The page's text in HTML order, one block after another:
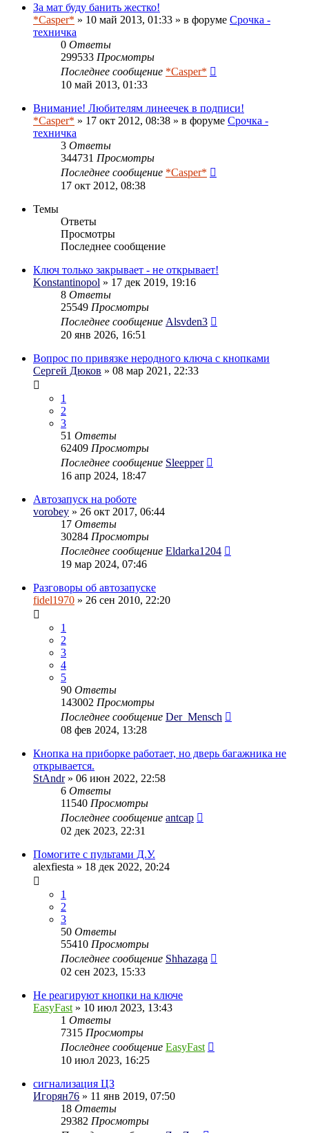
За мат буду банить жестко!
*Casper* » 10 май 2013, 01:33 » в форуме Срочка -
техничка
0 Ответы
299533 Просмотры
Последнее сообщение *Casper*
10 май 2013, 01:33
Внимание! Любителям линеечек в подписи!
*Casper* » 17 окт 2012, 08:38 » в форуме Срочка -
техничка
3 Ответы
344731 Просмотры
Последнее сообщение *Casper*
17 окт 2012, 08:38
Темы
Ответы
Просмотры
Последнее сообщение
Ключ только закрывает - не открывает!
Konstantinopol » 17 дек 2019, 19:16
8 Ответы
25549 Просмотры
Последнее сообщение Alsvden3
20 янв 2026, 16:51
Вопрос по привязке неродного ключа с кнопками
Сергей Дюков » 08 мар 2021, 22:33
1
2
3
51 Ответы
62409 Просмотры
Последнее сообщение Sleepper
16 апр 2024, 18:47
Автозапуск на роботе
vorobey » 26 окт 2017, 06:44
17 Ответы
30284 Просмотры
Последнее сообщение Eldarka1204
19 мар 2024, 07:46
Разговоры об автозапуске
fidel1970 » 26 сен 2010, 22:20
1
2
3
4
5
90 Ответы
143002 Просмотры
Последнее сообщение Der_Mensch
08 фев 2024, 13:28
Кнопка на приборке работает, но дверь багажника не
открывается.
StAndr» 06 июн 2022, 22:58
6 Ответы
11540 Просмотры
Последнее сообщение antcap
02 дек 2023, 22:31
Помогите с пультами Д.У.
alexfiesta » 18 дек 2022, 20:24
1
2
3
50 Ответы
55410 Просмотры
Последнее сообщение Shhazaga
02 сен 2023, 15:33
Не реагируют кнопки на ключе
EasyFast » 10 июл 2023, 13:43
1 Ответы
7315 Просмотры
Последнее сообщение EasyFast
10 июл 2023, 16:25
сигнализация ЦЗ
Игорян76 » 11 янв 2019, 07:50
18 Ответы
29382 Просмотры